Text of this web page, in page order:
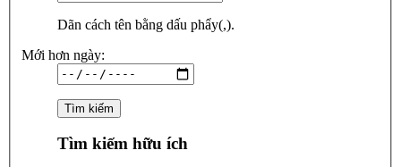
Dãn cách tên bằng dấu phẩy(,).
Mới hơn ngày:
Tìm kiếm hữu ích